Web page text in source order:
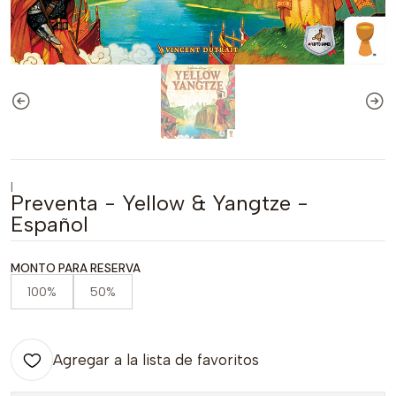
|
Preventa - Yellow & Yangtze -
Español
MONTO PARA RESERVA
100% 50%
Agregar a la lista de favoritos